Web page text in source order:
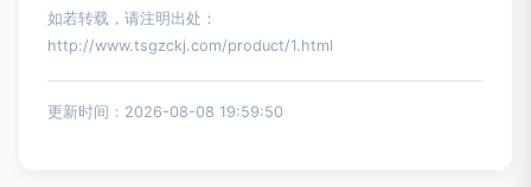
如若转载，请注明出处：
http://www.tsgzckj.com/product/1.html
更新时间：2026-08-08 19:59:50